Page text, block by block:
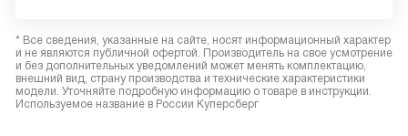
* Все сведения, указанные на сайте, носят информационный характер
и не являются публичной офертой. Производитель на свое усмотрение
и без дополнительных уведомлений может менять комплектацию,
внешний вид, страну производства и технические характеристики
модели. Уточняйте подробную информацию о товаре в инструкции.
Используемое название в России Куперсберг